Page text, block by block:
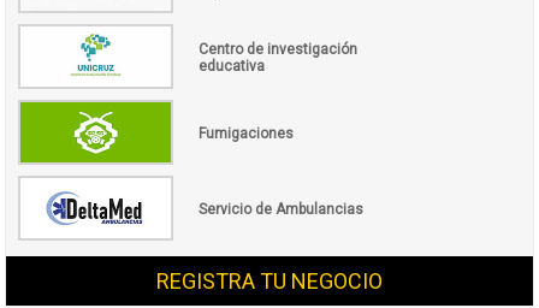
Centro de investigación
educativa
Fumigaciones
Servicio de Ambulancias
REGISTRA TU NEGOCIO